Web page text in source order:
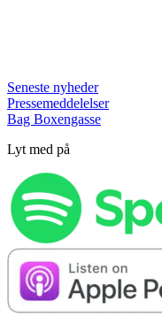
Seneste nyheder
Pressemeddelelser
Bag Boxengasse
Lyt med på